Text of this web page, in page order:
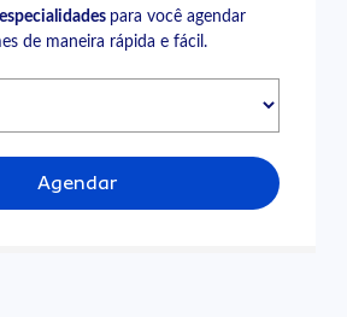
para você agendar
de maneira rápida e fácil.
Agendar